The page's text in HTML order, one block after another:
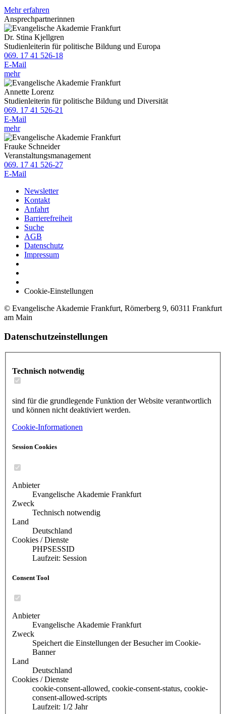
Mehr erfahren
Ansprechpartnerinnen
Dr. Stina Kjellgren
Studienleiterin für politische Bildung und Europa
069. 17 41 526-18
E-Mail
mehr
Annette Lorenz
Studienleiterin für politische Bildung und Diversität
069. 17 41 526-21
E-Mail
mehr
Frauke Schneider
Veranstaltungsmanagement
069. 17 41 526-27
E-Mail
Newsletter
Kontakt
Anfahrt
Barrierefreiheit
Suche
AGB
Datenschutz
Impressum
Cookie-Einstellungen
© Evangelische Akademie Frankfurt, Römerberg 9, 60311 Frankfurt
am Main
Datenschutzeinstellungen
Technisch notwendig
sind für die grundlegende Funktion der Website verantwortlich
und können nicht deaktiviert werden.
Cookie-Informationen
Session Cookies
Anbieter
Evangelische Akademie Frankfurt
Zweck
Technisch notwendig
Land
Deutschland
Cookies / Dienste
PHPSESSID
Laufzeit: Session
Consent Tool
Anbieter
Evangelische Akademie Frankfurt
Zweck
Speichert die Einstellungen der Besucher im Cookie-
Banner
Land
Deutschland
Cookies / Dienste
cookie-consent-allowed, cookie-consent-status, cookie-
consent-allowed-scripts
Laufzeit: 1/2 Jahr